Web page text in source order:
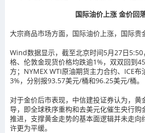
国际油价上涨 金价回
大宗商品市场方面，国际油价上涨，国际贵
Wind数据显示，截至北京时间5月27日5:50
格、伦敦金现货价格均跌逾1%，双双回到
方；NYMEX WTI原油期货主力合约、ICE
3%，分别报93.57美元/桶和96.25美元/桶。
对于金价后市表现，中信建投证券认为，黄
导，即全球秩序重构和去美元化催生央行购
推进，支撑黄金走势的基本面逻辑并未走向
许更为平缓。